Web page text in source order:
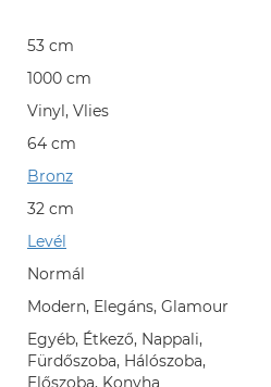
53 cm
1000 cm
Vinyl, Vlies
64 cm
Bronz
32 cm
Levél
Normál
Modern, Elegáns, Glamour
Egyéb, Étkező, Nappali,
Fürdőszoba, Hálószoba,
Előszoba, Konyha